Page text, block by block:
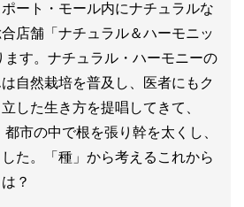
ート・モール内にナチュラルな
店舗「ナチュラル＆ハーモニッ
ます。ナチュラル・ハーモニーの
自然栽培を普及し、医者にもク
した生き方を提唱してきて、
市の中で根を張り幹を太くし、
た。「種」から考えるこれから
は？